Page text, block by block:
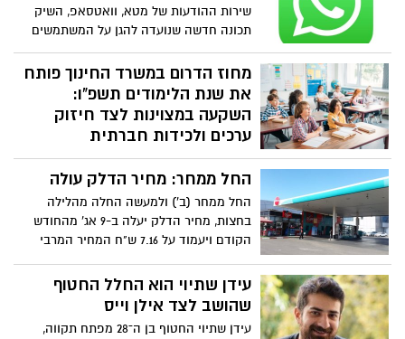
שירות ההודעות של מטא, וואטסאפ, השיק
תכונה חדשה שנועדה להגן על המשתמשים
מפני הונאות וצירופים לא רצויים לקבוצות.
מעכשיו, בכל פעם שתצורפו לקבוצה על ידי
אדם שאינו ברשימת אנשי הקשר שלכם,
תופיע הודעה מיידית שתספק מידע חיוני: שם
הקבוצה, מי הוסיף אתכם, ותזכורת לכך
שהצטרפתם על ידי אדם שאינו מוכר לכם.
מחוז הדרום במשרד החינוך פותח
את שנת הלימודים תשפ"ו:
השקעה במצוינות לצד חיזוק
ערכים ולכידות חברתית
במחוז הדרום נפתחת שנת הלימודים תשפ"ו
עם כ-340 אלף תלמידים וכ-33 אלף עובדי
הוראה שיכנסו מחר בבוקר בשערי בתי הספר
וגני הילדים.
החל ממחר: מחיר הדלק עולה
החל ממחר (ב') ולמעשה החלה מהלילה
בחצות, מחיר הדלק יעלה ב-9 אג' מהחודש
הקודם ויעמוד על 7.16 ש"ח המחיר המרבי
עידן שתיוי הוא החלל החטוף
שהושב לצד אילן וייס
עידן שתיוי החטוף בן ה־28 מפתח תקווה,